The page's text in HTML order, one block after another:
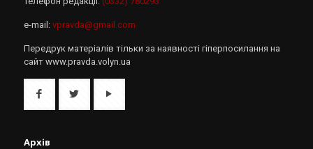
e-mail: vpravda@gmail.com
Передрук матеріалів тільки за наявності гіперпосилання на
сайт www.pravda.volyn.ua
Архів